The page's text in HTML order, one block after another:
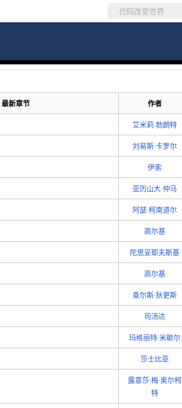
最新章节 作者
艾米莉·勃朗特
刘易斯·卡罗尔
伊索
亚历山大·仲马
阿瑟·柯南道尔
高尔基
陀思妥耶夫斯基
高尔基
查尔斯·狄更斯
司汤达
玛格丽特·米歇尔
莎士比亚
露意莎·梅·奥尔柯
特